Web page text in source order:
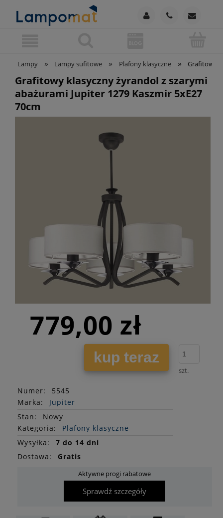
Lampy » Lampy sufitowe » Plafony klasyczne » Grafitowy
Grafitowy klasyczny żyrandol z szarymi
abażurami Jupiter 1279 Kaszmir 5xE27
70cm
779,00 zł
kup teraz
szt.
Numer:
5545
Marka:
Jupiter
Stan:
Nowy
Kategoria:
Plafony klasyczne
Wysyłka:
7 do 14 dni
Dostawa:
Gratis
Aktywne progi rabatowe
Sprawdź szczegóły